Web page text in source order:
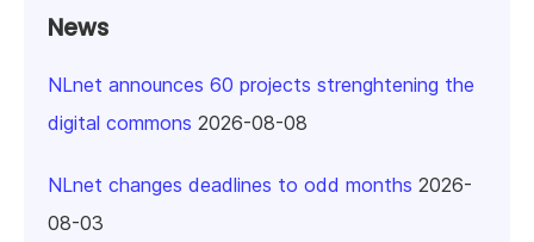
News
NLnet announces 60 projects strenghtening the
digital commons 2026-08-08
NLnet changes deadlines to odd months 2026-
08-03